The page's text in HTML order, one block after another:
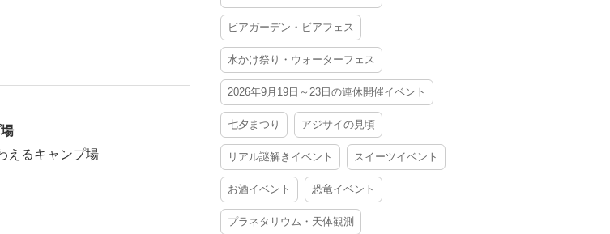
えるキャンプ場
ビアガーデン・ビアフェス
水かけ祭り・ウォーターフェス
2026年9月19日～23日の連休開催イベント
七夕まつり アジサイの見頃
リアル謎解きイベント スイーツイベント
お酒イベント 恐竜イベント
プラネタリウム・天体観測